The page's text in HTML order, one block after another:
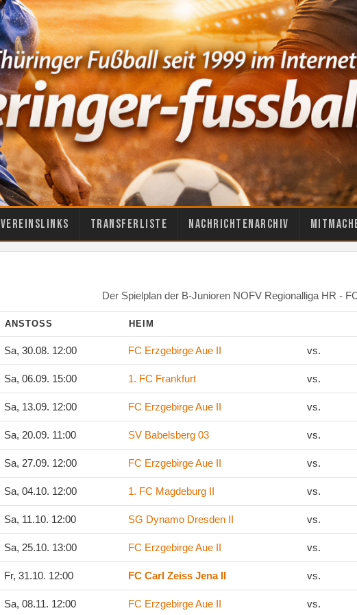
Vereinslinks Transferliste Nachrichtenarchiv
Der Spielplan der B-Junioren NOFV Regionalliga HR -
ANSTOSS HEIM
Sa, 30.08. 12:00 FC Erzgebirge Aue II vs.
Sa, 06.09. 15:00 1. FC Frankfurt vs.
Sa, 13.09. 12:00 FC Erzgebirge Aue II vs.
Sa, 20.09. 11:00 SV Babelsberg 03 vs.
Sa, 27.09. 12:00 FC Erzgebirge Aue II vs.
Sa, 04.10. 12:00 1. FC Magdeburg II vs.
Sa, 11.10. 12:00 SG Dynamo Dresden II vs.
Sa, 25.10. 13:00 FC Erzgebirge Aue II vs.
Fr, 31.10. 12:00 FC Carl Zeiss Jena II vs.
Sa, 08.11. 12:00 FC Erzgebirge Aue II vs.